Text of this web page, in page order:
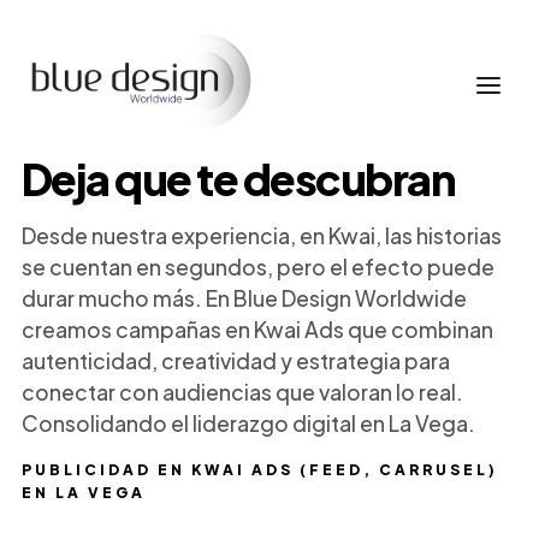
PUBLICIDAD EN KWAI ADS (FEED, CARRUSEL)
EN LA VEGA
Deja que te descubran
Desde nuestra experiencia, en Kwai, las historias
se cuentan en segundos, pero el efecto puede
durar mucho más. En Blue Design Worldwide
creamos campañas en Kwai Ads que combinan
autenticidad, creatividad y estrategia para
conectar con audiencias que valoran lo real.
Consolidando el liderazgo digital en La Vega.